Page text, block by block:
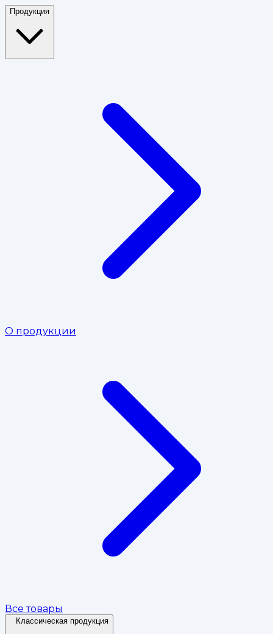
Продукция
О продукции
Все товары
Классическая продукция